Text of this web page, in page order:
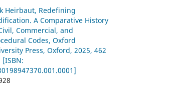
Heirbaut, Redefining
A Comparative History
Commercial, and
Codes, Oxford
Press, Oxford, 2025, 462
[ISBN: